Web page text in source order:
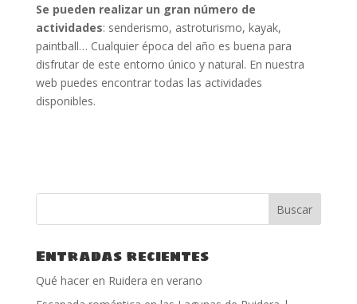
Se pueden realizar un gran número de
actividades: senderismo, astroturismo, kayak,
paintball… Cualquier época del año es buena para
disfrutar de este entorno único y natural. En nuestra
web puedes encontrar todas las actividades
disponibles.
Entradas recientes
Qué hacer en Ruidera en verano